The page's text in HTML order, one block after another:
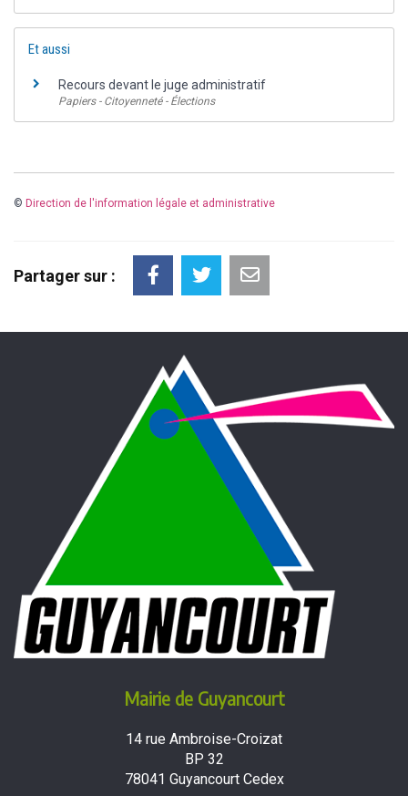
Et aussi
Recours devant le juge administratif
Papiers - Citoyenneté - Élections
© Direction de l'information légale et administrative
Partager sur :
Mairie de Guyancourt
14 rue Ambroise-Croizat
BP 32
78041 Guyancourt Cedex